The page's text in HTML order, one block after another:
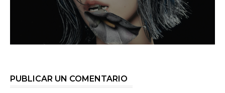
PUBLICAR UN COMENTARIO